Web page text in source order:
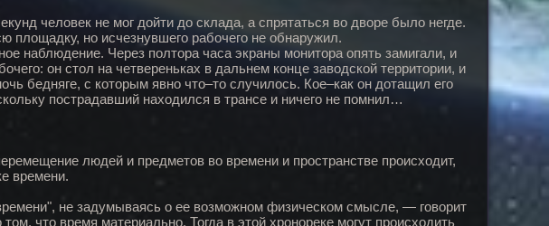
человек не мог дойти до склада, а спрятаться во дворе было негде.
но исчезнувшего рабочего не обнаружил.
наблюдение. Через полтора часа экраны монитора опять замигали, и
он стол на четвереньках в дальнем конце заводской территории, и
бедняге, с которым явно что–то случилось. Кое–как он дотащил его
пострадавший находился в трансе и ничего не помнил…
людей и предметов во времени и пространстве происходит,
времени.
не задумываясь о ее возможном физическом смысле, — говорит
что время материально. Тогда в этой хронореке могут происходить